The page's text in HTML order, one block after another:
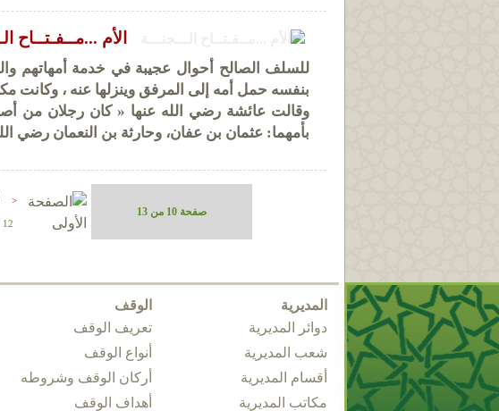
الأم ...مــفـتــاح
للسلف الصالح أحوال عجيبة في خدمة أمهاتهم
بنفسه حمل أمه إلى المرفق وينزلها عنه ، وكانت
وقالت عائشة رضي الله عنها « كان رجلان من
بأمهما: عثمان بن عفان، وحارثة بن النعمان رضي
<
12
صفحة 10 من 13
المديرية
دوائر المديرية
شعب المديرية
أقسام المديرية
مكاتب المديرية
الوقف
تعريف الوقف
أنواع الوقف
أركان الوقف وشروطه
أهداف الوقف